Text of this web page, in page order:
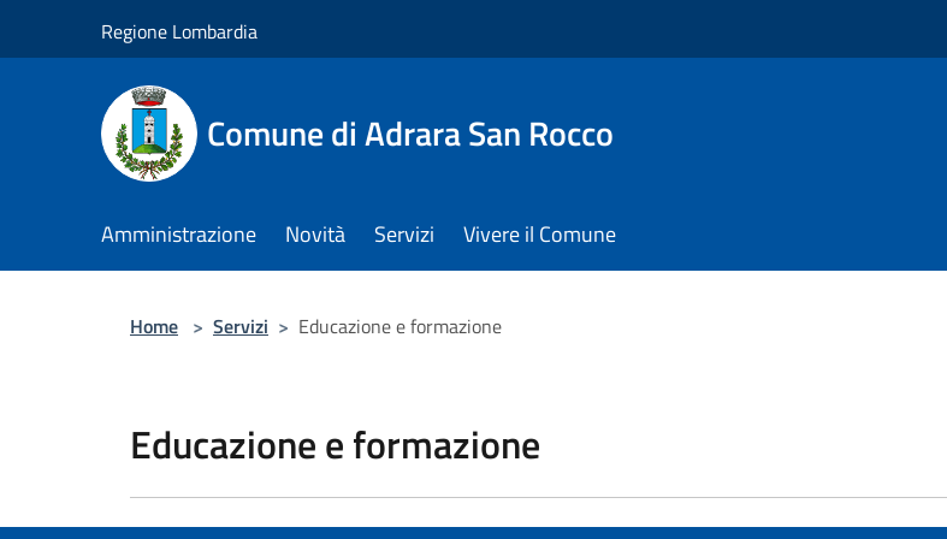
Regione Lombardia
Comune di Adrara San Rocco
Amministrazione Novità Servizi Vivere il Comune
Home > Servizi > Educazione e formazione
Educazione e formazione